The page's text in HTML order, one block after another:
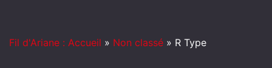
Fil d'Ariane : Accueil » Non classé » R Type